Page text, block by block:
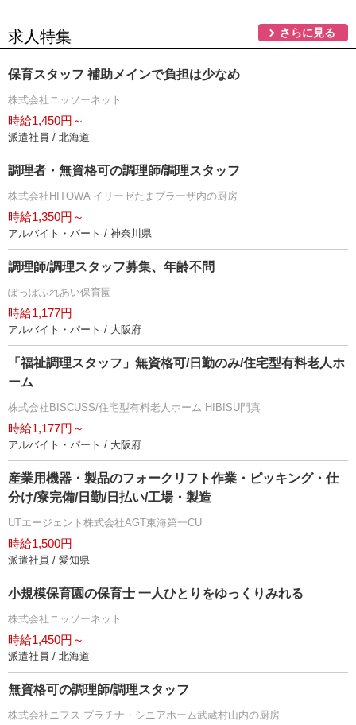
求人特集 さらに見る
保育スタッフ 補助メインで負担は少なめ
株式会社ニッソーネット
時給1,450円～
派遣社員 / 北海道
調理者・無資格可の調理師/調理スタッフ
株式会社HITOWA イリーゼたまプラーザ内の厨房
時給1,350円～
アルバイト・パート / 神奈川県
調理師/調理スタッフ募集、年齢不問
ぽっぽふれあい保育園
時給1,177円
アルバイト・パート / 大阪府
「福祉調理スタッフ」無資格可/日勤のみ/住宅型有料老人ホ
ーム
株式会社BISCUSS/住宅型有料老人ホーム HIBISU門真
時給1,177円～
アルバイト・パート / 大阪府
産業用機器・製品のフォークリフト作業・ピッキング・仕
分け/寮完備/日勤/日払い/工場・製造
UTエージェント株式会社AGT東海第一CU
時給1,500円
派遣社員 / 愛知県
小規模保育園の保育士 一人ひとりをゆっくりみれる
株式会社ニッソーネット
時給1,450円～
派遣社員 / 北海道
無資格可の調理師/調理スタッフ
株式会社ニフス プラチナ・シニアホーム武蔵村山内の厨房